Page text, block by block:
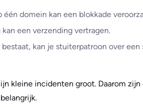
één domein kan een blokkade
een verzending vertragen.
kan je stuiterpatroon over een
kleine incidenten groot. Daarom